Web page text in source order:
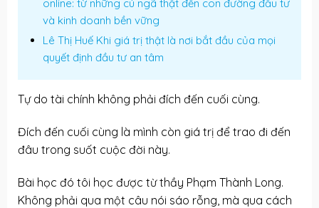
online: từ những cú ngã thật đến con đường đầu tư
và kinh doanh bền vững
Lê Thị Huế Khi giá trị thật là nơi bắt đầu của mọi
quyết định đầu tư an tâm
Tự do tài chính không phải đích đến cuối cùng.
Đích đến cuối cùng là mình còn giá trị để trao đi đến
đâu trong suốt cuộc đời này.
Bài học đó tôi học được từ thầy Phạm Thành Long.
Không phải qua một câu nói sáo rỗng, mà qua cách